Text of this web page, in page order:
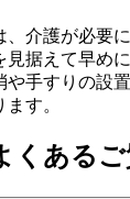
介護が必要
据えて早め
手すりの設
す。
くあるご